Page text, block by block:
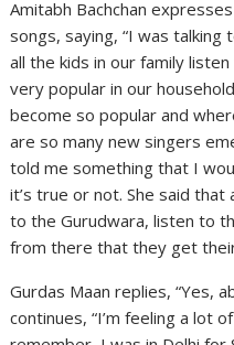
Amitabh Bachchan
songs, saying, “I was
all the kids in our family
very popular in our
become so popular and
are so many new singers
told me something that I
it’s true or not. She said
to the Gurudwara, listen to
from there that they get
Gurdas Maan replies, “Yes,
continues, “I’m feeling a lot